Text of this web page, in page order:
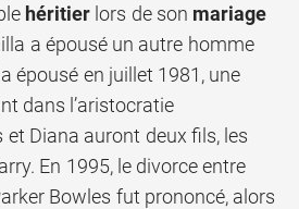
héritierlors de son mariage
a épousé un autre homme
épousé en juillet 1981, une
dans l’aristocratie
et Diana auront deux fils, les
En 1995, le divorce entre
Bowles fut prononcé, alors